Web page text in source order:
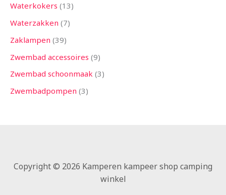
Waterkokers 13
Waterzakken 7
Zaklampen 39
Zwembad accessoires 9
Zwembad schoonmaak 3
Zwembadpompen 3
Copyright © 2026 Kamperen kampeer shop camping
winkel